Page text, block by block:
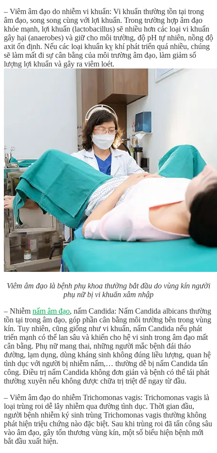
– Viêm âm đạo do nhiễm vi khuẩn: Vi khuẩn thường tồn tại trong
âm đạo, song song cùng với lợi khuẩn. Trong trường hợp âm đạo
khỏe mạnh, lợi khuẩn (lactobacillus) sẽ nhiều hơn các loại vi khuẩn
gây hại (anaerobes) và giữ cho môi trường, độ pH tự nhiên, nồng độ
axit ổn định. Nếu các loại khuẩn kỵ khí phát triển quá nhiều, chúng
sẽ làm mất đi sự cân bằng của môi trường âm đạo, làm giảm số
lượng lợi khuẩn và gây ra viêm loét.
Viêm âm đạo là bệnh phụ khoa thường bắt đầu do vùng kín người
phụ nữ bị vi khuẩn xâm nhập
– Nhiễm nấm âm đạo, nấm Candida: Nấm Candida albicans thường
tồn tại trong âm đạo, góp phần cân bằng môi trường bên trong vùng
kín. Tuy nhiên, cũng giống như vi khuẩn, nấm Candida nếu phát
triển mạnh có thể lan sâu và khiến cho hệ vi sinh trong âm đạo mất
cân bằng. Phụ nữ mang thai, những người mắc bệnh đái tháo
đường, lạm dụng, dùng kháng sinh không đúng liều lượng, quan hệ
tình dục với người bị nhiễm nấm,… thường dễ bị nấm Candida tấn
công. Điều trị nấm Candida không đơn giản và bệnh có thể tái phát
thường xuyên nếu không được chữa trị triệt để ngay từ đầu.
– Viêm âm đạo do nhiễm Trichomonas vagis: Trichomonas vagis là
loại trùng roi dễ lây nhiễm qua đường tình dục. Thời gian đầu,
người bệnh nhiễm ký sinh trùng Trichomonas vagis thường không
phát hiện triệu chứng nào đặc biệt. Sau khi trùng roi đã tấn công sâu
vào âm đạo, gây tổn thương vùng kín, một số biểu hiện bệnh mới
bắt đầu xuất hiện.